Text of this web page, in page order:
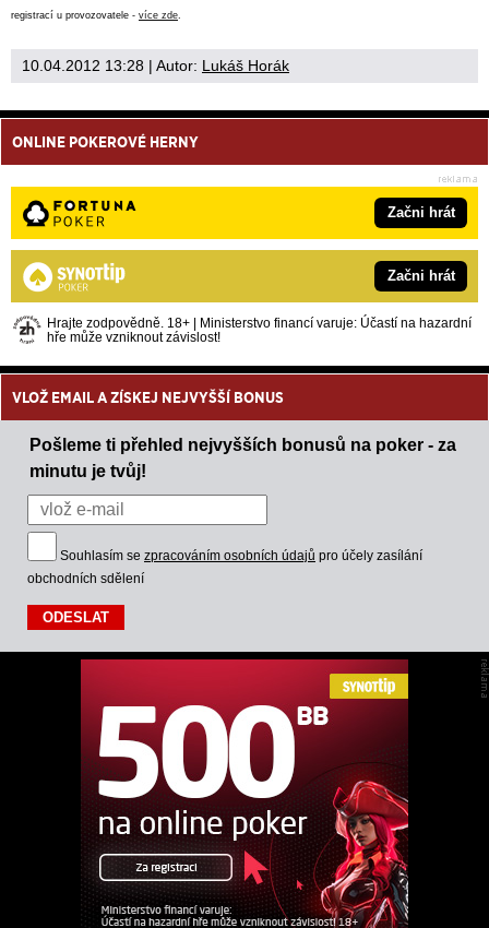
registrací u provozovatele - více zde.
10.04.2012 13:28 | Autor: Lukáš Horák
ONLINE POKEROVÉ HERNY
Začni hrát
Začni hrát
Hrajte zodpovědně. 18+ | Ministerstvo financí varuje: Účastí na hazardní
hře může vzniknout závislost!
VLOŽ EMAIL A ZÍSKEJ NEJVYŠŠÍ BONUS
Pošleme ti přehled nejvyšších bonusů na poker - za
minutu je tvůj!
Souhlasím se zpracováním osobních údajů pro účely zasílání
obchodních sdělení